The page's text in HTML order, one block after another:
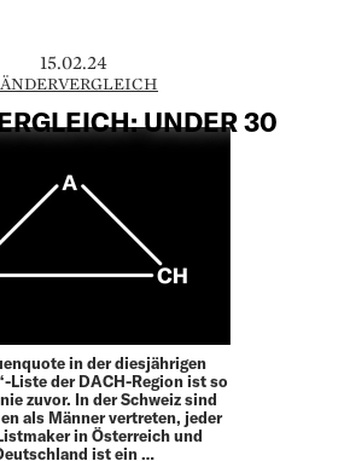
15.02.24
UNDER 30
in der diesjährigen
Liste der DACH-Region ist so
zuvor. In der Schweiz sind
als Männer vertreten, jeder
in Österreich und
ist ein …